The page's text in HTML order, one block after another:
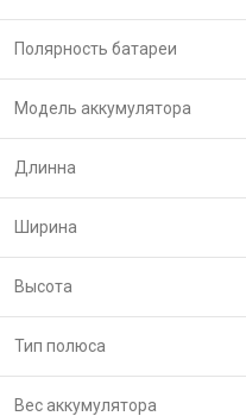
Полярность батареи
Модель аккумулятора
Длинна
Ширина
Высота
Тип полюса
Вес аккумулятора